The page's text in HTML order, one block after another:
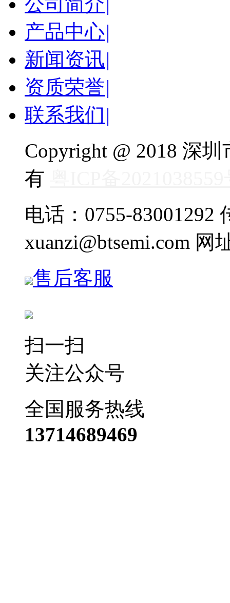
产品中心|
新闻资讯|
资质荣誉|
联系我们 |
Copyright @ 2018 深
有
电话：0755-83001292
xuanzi@btsemi.com 网
售后客服
扫一扫
关注公众号
全国服务热线
13714689469